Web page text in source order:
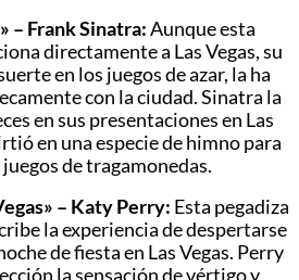
– Frank Sinatra:Aunque esta
directamente a Las Vegas, su
en los juegos de azar, la ha
con la ciudad. Sinatra la
en sus presentaciones en Las
en una especie de himno para
de tragamonedas.
– Katy Perry: Esta pegadiza
la experiencia de despertarse
de fiesta en Las Vegas. Perry